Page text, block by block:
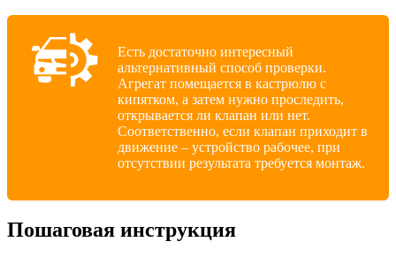
Есть достаточно интересный
альтернативный способ проверки.
Агрегат помещается в кастрюлю с
кипятком, а затем нужно проследить,
открывается ли клапан или нет.
Соответственно, если клапан приходит в
движение – устройство рабочее, при
отсутствии результата требуется монтаж.
Пошаговая инструкция